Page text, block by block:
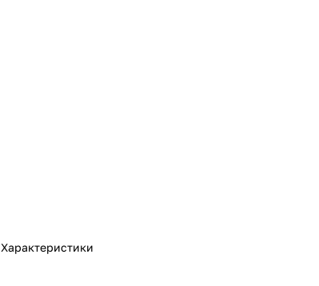
Характеристики